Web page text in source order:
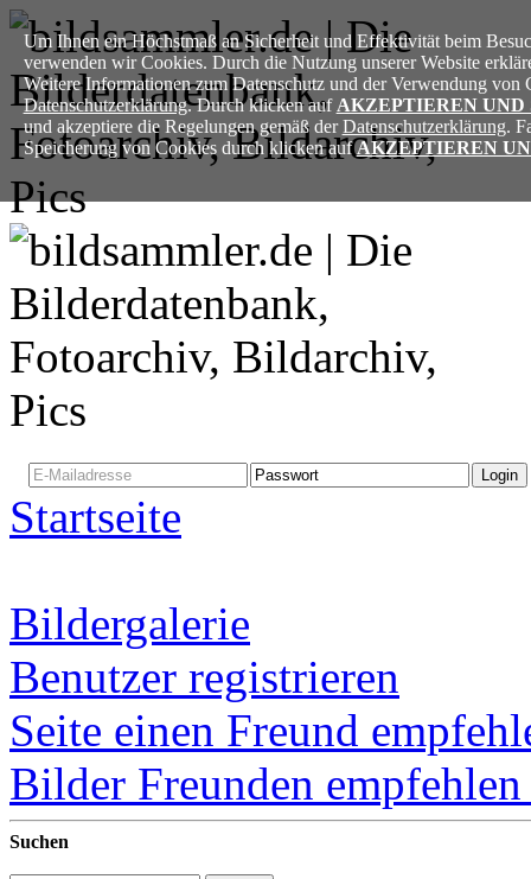
Um Ihnen ein Höchstmaß an Sicherheit und Effektivität beim
verwenden wir Cookies. Durch die Nutzung unserer Website
Weitere Informationen zum Datenschutz und der Verwendung von
Datenschutzerklärung. Durch klicken auf AKZEPTIEREN UND
und akzeptiere die Regelungen gemäß derDatenschutzerklärung.
Speicherung von Cookies durch klicken aufAKZEPTIEREN
Startseite
Bildergalerie
Benutzer registrieren
Seite einen Freund
Bilder Freunden
Suchen